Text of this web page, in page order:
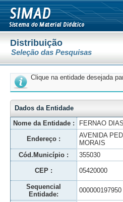
Distribuição
Seleção das Pesquisas
Clique na entidade desejada
Dados da Entidade
Nome da Entidade :
FERNAO
Endereço :
AVENIDA
MORAIS
Cód.Município : 355030
CEP : 05420000
Sequencial
Entidade:
000000197950